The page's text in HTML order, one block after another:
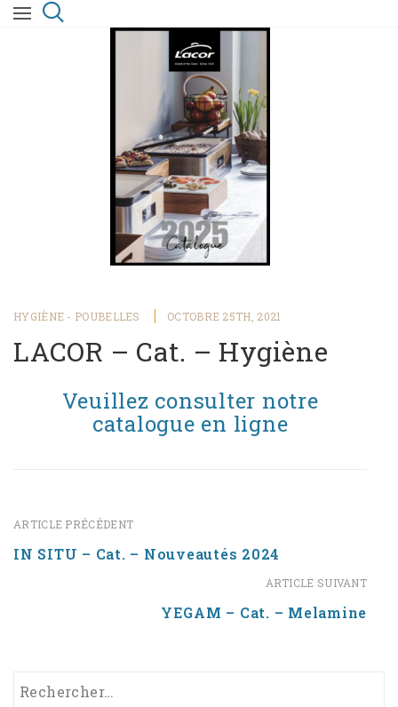
HYGIÈNE - POUBELLES OCTOBRE 25TH, 2021
LACOR – Cat. – Hygiène
Veuillez consulter notre
catalogue en ligne
ARTICLE PRÉCÉDENT
IN SITU – Cat. – Nouveautés 2024
ARTICLE SUIVANT
YEGAM – Cat. – Melamine